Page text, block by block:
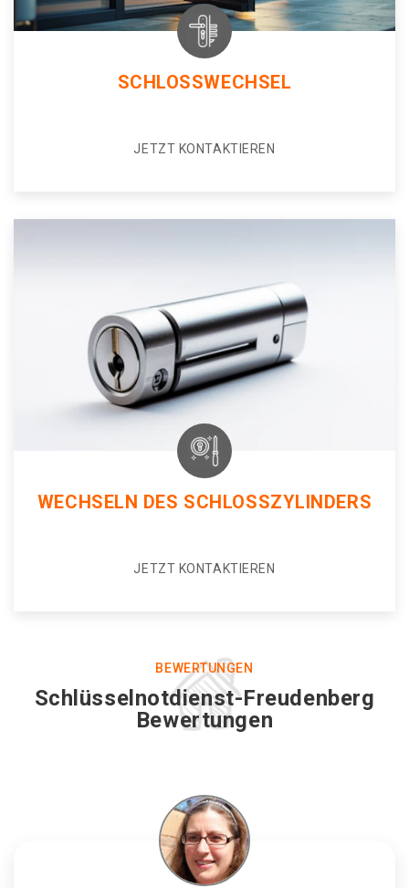
SCHLOSSWECHSEL
JETZT KONTAKTIEREN
WECHSELN DES SCHLOSSZYLINDERS
JETZT KONTAKTIEREN
BEWERTUNGEN
Schlüsselnotdienst-Freudenberg
Bewertungen